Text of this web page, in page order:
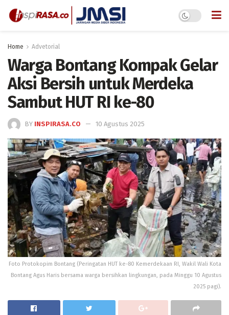
Home Advetorial
Warga Bontang Kompak Gelar
Aksi Bersih untuk Merdeka
Sambut HUT RI ke-80
BY INSPIRASA.CO 10 Agustus 2025
Foto Protokopim Bontang (Peringatan HUT ke-80 Kemerdekaan RI, Wakil Wali Kota
Bontang Agus Haris bersama warga bersihkan lingkungan, pada Minggu 10 Agustus
2025 pagi).